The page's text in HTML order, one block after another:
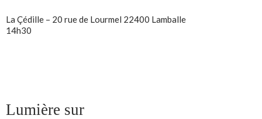
La Çédille – 20 rue de Lourmel 22400 Lamballe
14h30
Lumière sur